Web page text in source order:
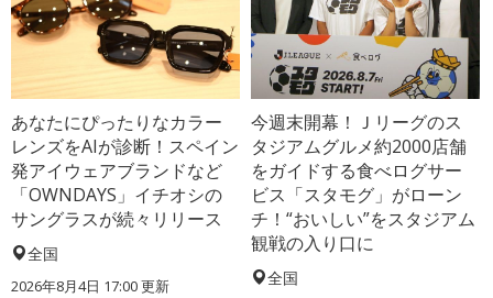
あなたにぴったりなカラー
レンズをAIが診断！スペイン
発アイウェアブランドなど
「OWNDAYS」イチオシの
サングラスが続々リリース
全国
2026年8月4日 17:00更新
今週末開幕！Ｊリーグのス
タジアムグルメ約2000店舗
をガイドする食べログサー
ビス「スタモグ」がローン
チ！“おいしい”をスタジアム
観戦の入り口に
全国